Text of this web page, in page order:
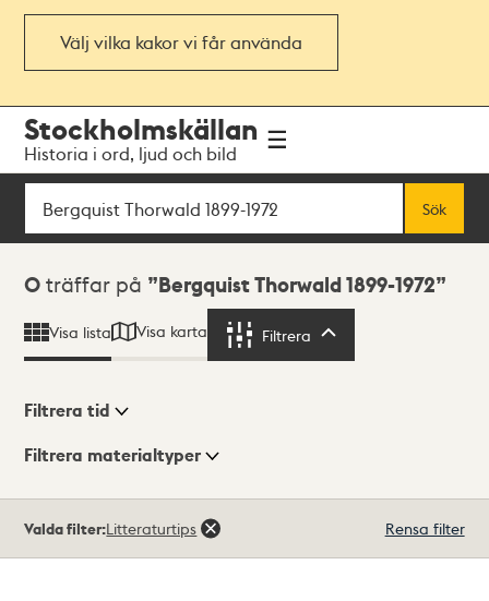
Välj vilka kakor vi får använda
navigationen
huvudinnehållet
Stockholmskällan
Historia i ord, ljud och bild
Sök
Sök
Sökresultat
0 träffar på Bergquist Thorwald 1899-1972
Visa lista Visa karta Filtrera
Visningsläge
Filtrera tid
Filtrera materialtyper
träffar
Valda filter:Litteraturtips Rensa filter